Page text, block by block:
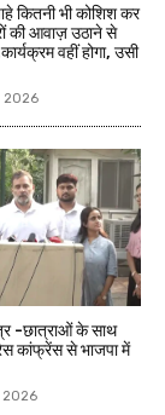
कितनी भी कोशिश कर
की आवाज़ उठाने से
वहीं होगा, उसी
2026
-छात्राओं के साथ
कांफ्रेंस से भाजपा में
2026